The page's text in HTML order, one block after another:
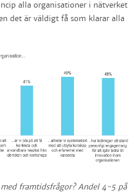
alla organisationer i nätverket
det är väldigt få som klarar alla
framtidsfrågor? Andel 4-5 på